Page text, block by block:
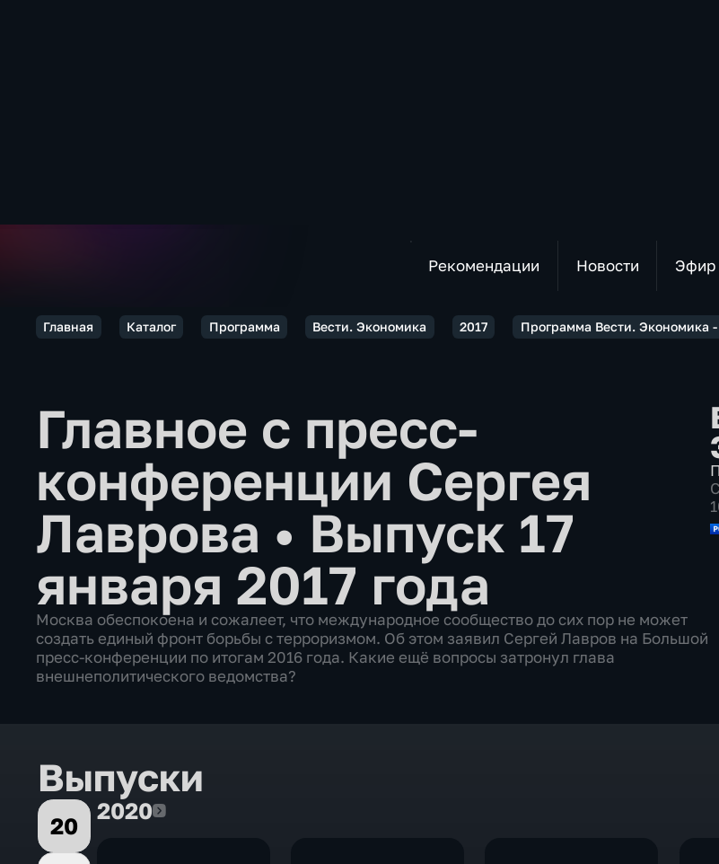
Рекомендации Новости Эфир
Главная Каталог Программа Вести. Экономика 2017 Программа Вести. Экономика
Главное с пресс-
конференции Сергея
Лаврова • Выпуск 17
января 2017 года
Москва обеспокоена и сожалеет, что международное сообщество до сих пор не может
создать единый фронт борьбы с терроризмом. Об этом заявил Сергей Лавров на Большой
пресс-конференции по итогам 2016 года. Какие ещё вопросы затронул глава
внешнеполитического ведомства?
Выпуски
20
20202020